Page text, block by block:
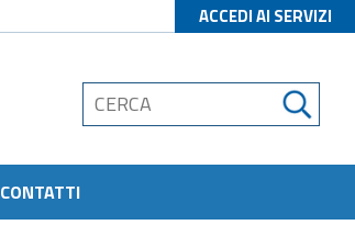
ACCEDI AI SERVIZI
CONTATTI